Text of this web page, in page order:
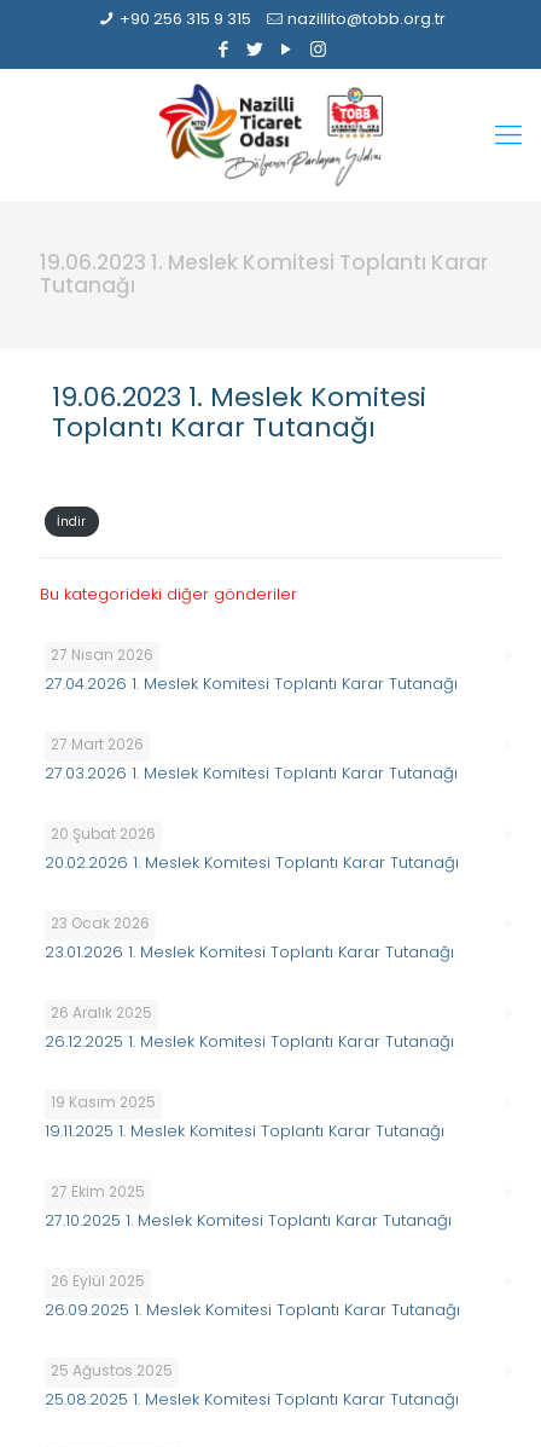
+90 256 315 9 315 nazillito@tobb.org.tr
19.06.2023 1. Meslek Komitesi Toplantı Karar
Tutanağı
19.06.2023 1. Meslek Komitesi
Toplantı Karar Tutanağı
İndir
Bu kategorideki diğer gönderiler
27 Nisan 2026
27.04.2026 1. Meslek Komitesi Toplantı Karar Tutanağı
27 Mart 2026
27.03.2026 1. Meslek Komitesi Toplantı Karar Tutanağı
20 Şubat 2026
20.02.2026 1. Meslek Komitesi Toplantı Karar Tutanağı
23 Ocak 2026
23.01.2026 1. Meslek Komitesi Toplantı Karar Tutanağı
26 Aralık 2025
26.12.2025 1. Meslek Komitesi Toplantı Karar Tutanağı
19 Kasım 2025
19.11.2025 1. Meslek Komitesi Toplantı Karar Tutanağı
27 Ekim 2025
27.10.2025 1. Meslek Komitesi Toplantı Karar Tutanağı
26 Eylül 2025
26.09.2025 1. Meslek Komitesi Toplantı Karar Tutanağı
25 Ağustos 2025
25.08.2025 1. Meslek Komitesi Toplantı Karar Tutanağı